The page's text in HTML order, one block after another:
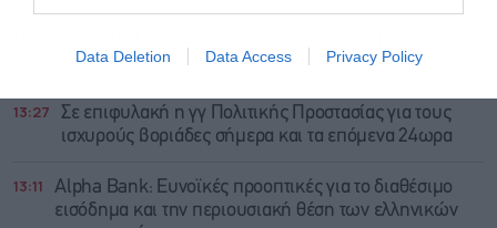
Data Deletion Data Access Privacy Policy
πλοίων που εισέρχονται στη Μαύρη Θάλασσα
13:27
Σε επιφυλακή η γγ Πολιτικής Προστασίας για τους
ισχυρούς βοριάδες σήμερα και τα επόμενα 24ωρα
13:11
Alpha Bank: Ευνοϊκές προοπτικές για το διαθέσιμο
εισόδημα και την περιουσιακή θέση των ελληνικών